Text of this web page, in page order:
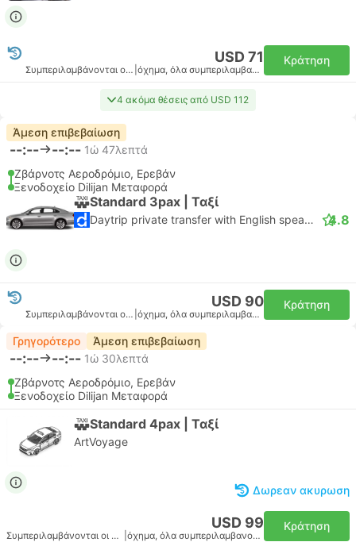
USD 71
Συμπεριλαμβάνονται οι φόροι όχημα, όλα συμπεριλαμβανομένου
Κράτηση
4 ακόμα θέσεις από USD 112
Άμεση επιβεβαίωση
--:-- --:-- 1ώ 47λεπτά
Ζβάρνοτς Αεροδρόμιο, Ερεβάν
Ξενοδοχείο Dilijan Μεταφορά
Standard 3pax | Ταξί
Daytrip private transfer with English speaking driver 4.8
USD 90
Συμπεριλαμβάνονται οι φόροι όχημα, όλα συμπεριλαμβανομένου
Κράτηση
Γρηγορότερο Άμεση επιβεβαίωση
--:-- --:-- 1ώ 30λεπτά
Ζβάρνοτς Αεροδρόμιο, Ερεβάν
Ξενοδοχείο Dilijan Μεταφορά
Standard 4pax | Ταξί
ArtVoyage
Δωρεαν ακυρωση
USD 99
Συμπεριλαμβάνονται οι φόροι όχημα, όλα συμπεριλαμβανομένου
Κράτηση